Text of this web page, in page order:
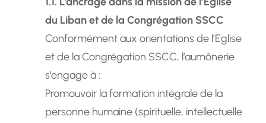
du Liban et de la Congrégation SSCC
Conformément aux orientations de l’Eglise
et de la Congrégation SSCC, l’aumônerie
s’engage à :
Promouvoir la formation intégrale de la
personne humaine (spirituelle, intellectuelle